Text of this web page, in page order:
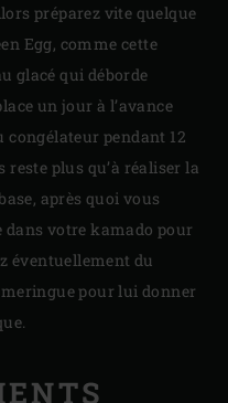
préparez vite quelque
Egg, comme cette
glacé qui déborde
un jour à l’avance
congélateur pendant 12
reste plus qu’à réaliser la
après quoi vous
dans votre kamado pour
éventuellement du
pour lui donner